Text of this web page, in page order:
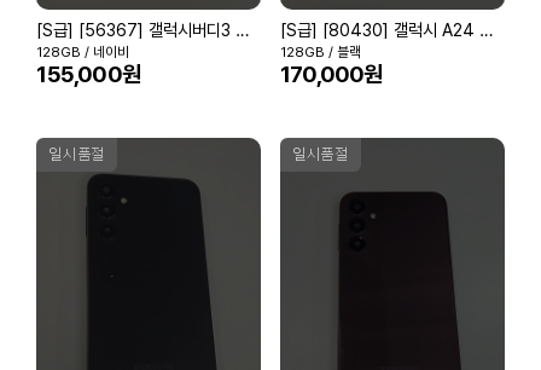
[S급] [56367] 갤럭시버디3 네이비
128GB / 네이비
155,000원
[S급] [80430] 갤럭시 A24 블랙
128GB / 블랙
170,000원
일시품절 일시품절